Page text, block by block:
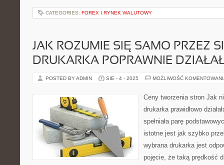
CATEGORIES: FOREX I RYNEK WALUTOWY
JAK ROZUMIE SIĘ SAMO PRZEZ
DRUKARKA POPRAWNIE
POSTED BY ADMIN SIE - 4 - 2025 MOŻLIWOŚĆ
Ceny tworzenia stron Jak
drukarka prawidłowo
spełniała parę
istotne jest jak szybko
wybrana drukarka jest
pojęcie, że taką prędkość